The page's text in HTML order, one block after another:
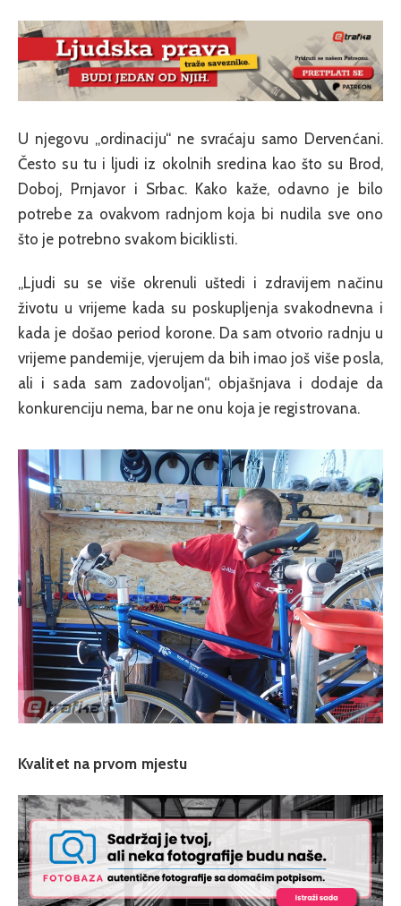
U njegovu „ordinaciju“ ne svraćaju samo Dervenćani.
Često su tu i ljudi iz okolnih sredina kao što su Brod,
Doboj, Prnjavor i Srbac. Kako kaže, odavno je bilo
potrebe za ovakvom radnjom koja bi nudila sve ono
što je potrebno svakom biciklisti.
„Ljudi su se više okrenuli uštedi i zdravijem načinu
životu u vrijeme kada su poskupljenja svakodnevna i
kada je došao period korone. Da sam otvorio radnju u
vrijeme pandemije, vjerujem da bih imao još više posla,
ali i sada sam zadovoljan“, objašnjava i dodaje da
konkurenciju nema, bar ne onu koja je registrovana.
Kvalitet na prvom mjestu